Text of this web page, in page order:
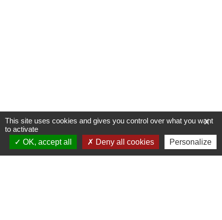
X
This site uses cookies and gives you control over what you want
to activate
OK, accept all
Deny all cookies Personalize